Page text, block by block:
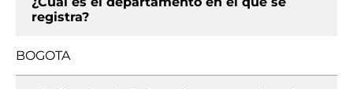
registra?
BOGOTA